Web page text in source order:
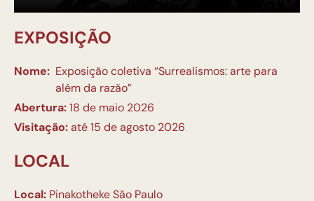
EXPOSIÇÃO
Nome: Exposição coletiva “Surrealismos: arte para
além da razão”
Abertura:18 de maio 2026
Visitação:até 15 de agosto 2026
LOCAL
Local: Pinakotheke São Paulo